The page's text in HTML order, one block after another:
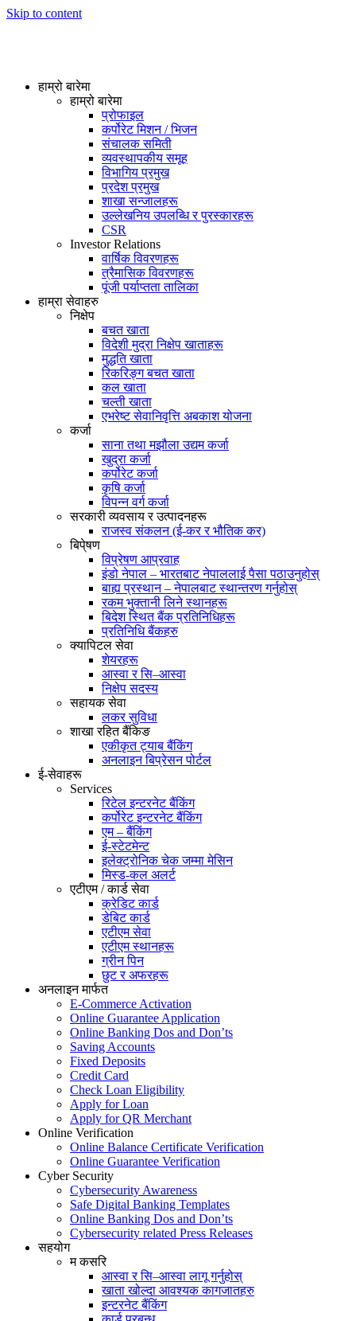
Skip to content
हाम्रो बारेमा
हाम्रो बारेमा
प्रोफाइल
कर्पोरेट मिशन / भिजन
संचालक समिती
व्यवस्थापकीय समूह
विभागिय प्रमुख
प्रदेश प्रमुख
शाखा सन्जालहरू
उल्लेखनिय उपलब्धि र पुरस्कारहरू
CSR
Investor Relations
वार्षिक विवरणहरू
त्रैमासिक विवरणहरू
पूंजी पर्याप्तता तालिका
हाम्रा सेवाहरु
निक्षेप
बचत खाता
विदेशी मुद्रा निक्षेप खाताहरू
मुद्धति खाता
रिकरिङ्ग बचत खाता
कल खाता
चल्ती खाता
एभरेष्ट सेवानिवृत्ति अबकाश योजना
कर्जा
साना तथा मझौला उद्यम कर्जा
खुद्रा कर्जा
कर्पोरेट कर्जा
कृषि कर्जा
विपन्न वर्ग कर्जा
सरकारी व्यवसाय र उत्पादनहरू
राजस्व संकलन (ई-कर र भौतिक कर)
बिपे्षण
विप्रेषण आप्रवाह
इंडो नेपाल – भारतबाट नेपाललाई पैसा पठाउनुहोस्
बाह्य प्रस्थान – नेपालबाट स्थान्तरण गर्नुहोस्
रकम भुक्तानी लिने स्थानहरू
बिदेश स्थित बैंक प्रतिनिधिहरू
प्रतिनिधि बैंकहरु
क्यापिटल सेवा
शेयरहरू
आस्वा र सि–आस्वा
निक्षेप सदस्य
सहायक सेवा
लकर सुविधा
शाखा रहित बैंकिङ
एकीकृत ट्याब बैंकिंग
अनलाइन बिप्रेसन पोर्टल
ई-सेवाहरू
Services
रिटेल इन्टरनेट बैंकिंग
कर्पोरेट इन्टरनेट बैंकिंग
एम – बैंकिंग
ई-स्टेटमेन्ट
इलेक्ट्रोनिक चेक जम्मा मेसिन
मिस्ड-कल अलर्ट
एटीएम / कार्ड सेवा
क्रेडिट कार्ड
डेबिट कार्ड
एटीएम सेवा
एटीएम स्थानहरू
ग्रीन पिन
छुट र अफरहरू
अनलाइन मार्फत
E-Commerce Activation
Online Guarantee Application
Online Banking Dos and Don’ts
Saving Accounts
Fixed Deposits
Credit Card
Check Loan Eligibility
Apply for Loan
Apply for QR Merchant
Online Verification
Online Balance Certificate Verification
Online Guarantee Verification
Cyber Security
Cybersecurity Awareness
Safe Digital Banking Templates
Online Banking Dos and Don’ts
Cybersecurity related Press Releases
सहयोग
म कसरि
आस्वा र सि–आस्वा लागू गर्नुहोस्
खाता खोल्दा आवश्यक कागजातहरु
इन्टरनेट बैंकिंग